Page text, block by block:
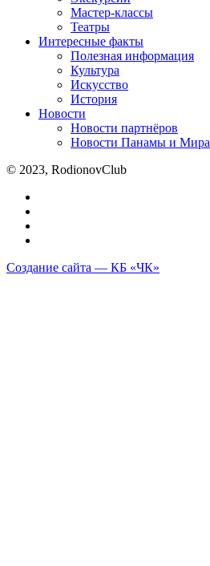
Мастер-классы
Театры
Интересные факты
Полезная информация
Культура
Искусство
История
Новости
Новости партнёров
Новости Панамы и Мира
© 2023, RodionovClub
Создание сайта — КБ «ЧК»